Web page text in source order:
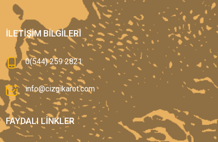
İLETIŞIM BILGILERI
0(544) 259 2821
info@cizgikarot.com
FAYDALI LINKLER